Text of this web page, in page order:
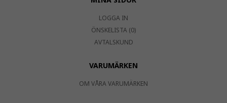
LOGGA IN
ÖNSKELISTA (0)
AVTALSKUND
VARUMÄRKEN
OM VÅRA VARUMÄRKEN